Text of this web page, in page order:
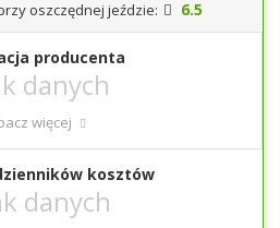
producenta
więcej
kosztów
oszczędnej jeździe: 6.5